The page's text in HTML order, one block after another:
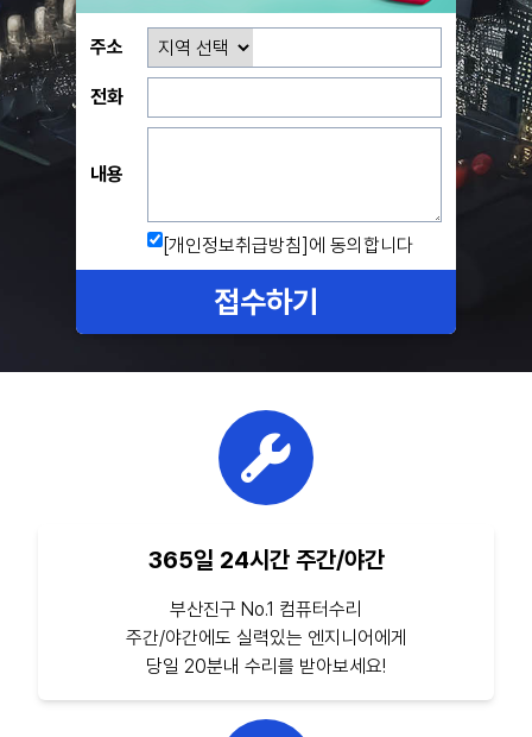
주소
전화
내용
[개인정보취급방침] 에 동의합니다
접수하기
365일 24시간 주간/야간
부산진구 No.1 컴퓨터수리
주간/야간에도 실력있는 엔지니어에게
당일 20분내 수리를 받아보세요!